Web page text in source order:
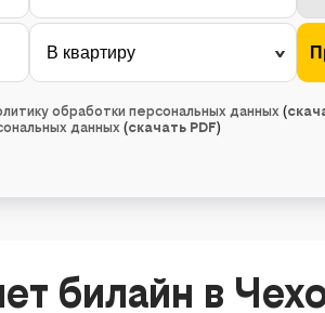
обработки персональных данных (
данных(скачать PDF)
билайн в